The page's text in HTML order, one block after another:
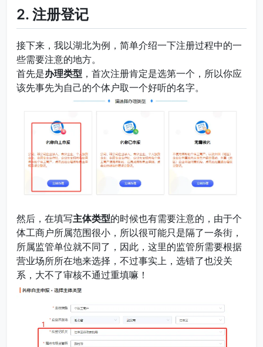
2. 注册登记
接下来，我以湖北为例，简单介绍一下注册过程中的一
些需要注意的地方。
首先是办理类型 ，首次注册肯定是选第一个，所以你应
该先事先为自己的个体户取一个好听的名字。
然后，在填写主体类型的时候也有需要注意的，由于个
体工商户所属范围很小，所以很可能只是隔了一条街，
所属监管单位就不同了，因此，这里的监管所需要根据
营业场所所在地来选择，不过事实上，选错了也没关
系，大不了审核不通过重填嘛！